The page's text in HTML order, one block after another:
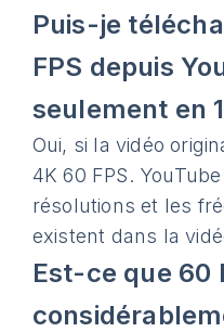
Puis-je
FPS depuis
seulement en
Oui, si la vidéo
4K 60 FPS.
résolutions et les
existent dans la
Est-ce que 60